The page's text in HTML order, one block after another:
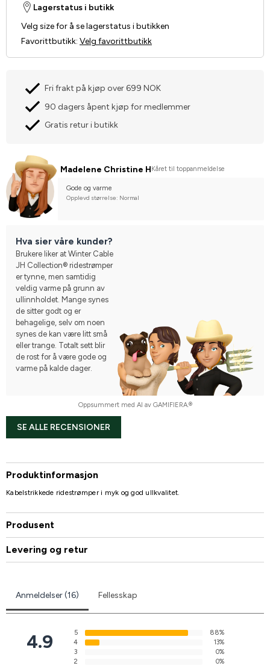
Lagerstatus i butikk
Velg size for å se lagerstatus i butikken
Favorittbutikk: Velg favorittbutikk
Fri frakt på kjøp over 699 NOK
90 dagers åpent kjøp for medlemmer
Gratis retur i butikk
Madelene Christine H Kåret til toppanmeldelse
Gode og varme
Opplevd størrelse: Normal
Hva sier våre kunder?
Brukere liker at Winter Cable
JH Collection® ridestrømper
er tynne, men samtidig
veldig varme på grunn av
ullinnholdet. Mange synes
de sitter godt og er
behagelige, selv om noen
synes de kan være litt små
eller trange. Totalt sett blir
de rost for å være gode og
varme på kalde dager.
Oppsummert med AI av GAMIFIERA.®
SE ALLE RECENSIONER
Produktinformasjon
Kabelstrikkede ridestrømper i myk og god ullkvalitet.
Produsent
Levering og retur
Anmeldelser (16) Fellesskap
4.9 5
88%
4
13%
3
0%
2
0%